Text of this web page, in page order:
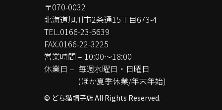
〒070-0032
北海道旭川市2条通15丁目673-4
TEL.0166-23-5639
FAX.0166-22-3225
営業時間 – 10:00～18:00
休業日 – 毎週水曜日・日曜日
(ほか夏季休業/年末年始)
© どら猫帽子店 All Rights Reserved.